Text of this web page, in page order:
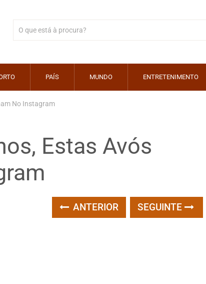
PAÍS MUNDO ENTRETENIMENTO
No Instagram
Estas Avós
ANTERIOR SEGUINTE